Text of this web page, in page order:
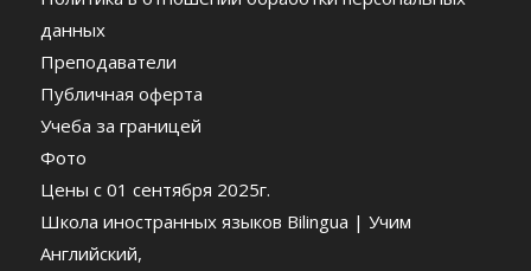
данных
Преподаватели
Публичная оферта
Учеба за границей
Фото
Цены c 01 сентября 2025г.
Школа иностранных языков Bilingua | Учим
Английский,